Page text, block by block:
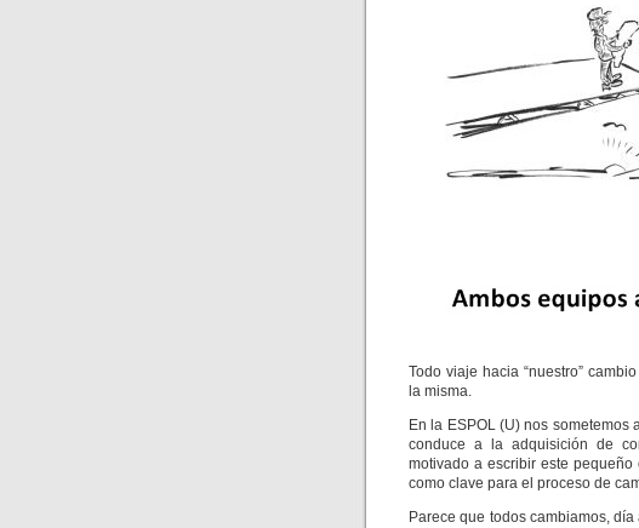
Todo viaje hacia “nuestro”
la misma.
En la ESPOL (U) nos
conduce a la adquisición de
motivado a escribir este
como clave para el proceso de
Parece que todos cambiamos,